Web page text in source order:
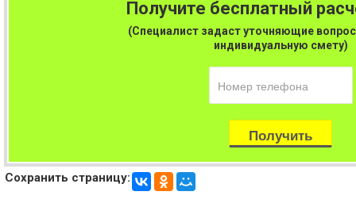
Получите бесплатный
(Специалист задаст уточняющие
индивидуальную смету)
Сохранить страницу: